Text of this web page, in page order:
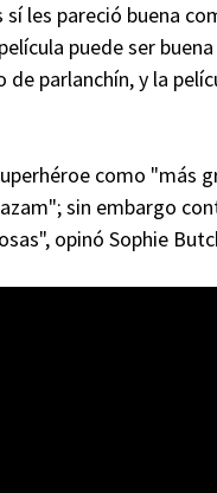
les pareció buena
puede ser
parlanchín, y la
como "más
sin embargo
opinó Sophie